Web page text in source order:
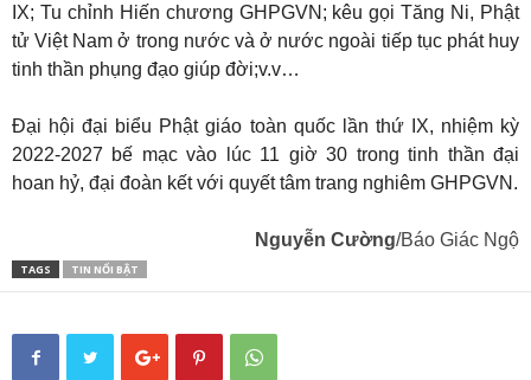
IX; Tu chỉnh Hiến chương GHPGVN; kêu gọi Tăng Ni, Phật
tử Việt Nam ở trong nước và ở nước ngoài tiếp tục phát huy
tinh thần phụng đạo giúp đời;v.v…
Đại hội đại biểu Phật giáo toàn quốc lần thứ IX, nhiệm kỳ
2022-2027 bế mạc vào lúc 11 giờ 30 trong tinh thần đại
hoan hỷ, đại đoàn kết với quyết tâm trang nghiêm GHPGVN.
Nguyễn Cường/Báo Giác Ngộ
TAGS TIN NỔI BẬT